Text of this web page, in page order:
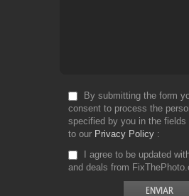
By submitting the form
consent to process the
specified by you in the fields
to our Privacy Policy
I agree to be updated
and deals from